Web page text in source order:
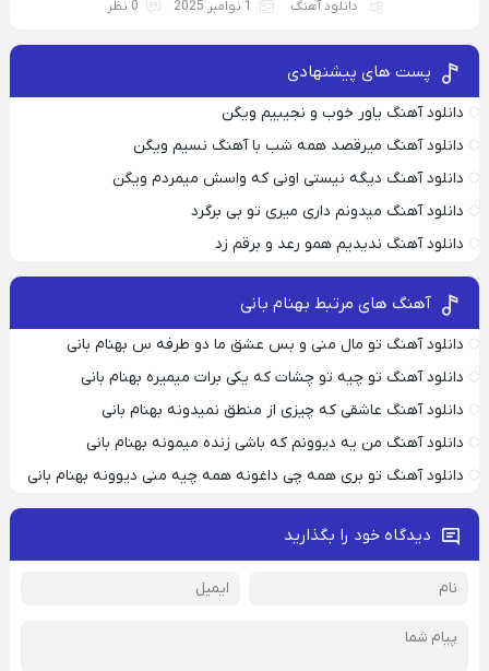
دانلود آهنگ 1 نوامبر 2025 0 نظر
پست های پیشنهادی
دانلود آهنگ یاور خوب و نجیبیم ویگن
دانلود آهنگ میرقصد همه شب با آهنگ نسیم ویگن
دانلود آهنگ دیگه نیستی اونی که واسش میمردم ویگن
دانلود آهنگ میدونم داری میری تو بی برگرد
دانلود آهنگ ندیدیم همو رعد و برقم زد
آهنگ های مرتبط بهنام بانی
دانلود آهنگ تو مال منی و بس عشق ما دو طرفه س بهنام بانی
دانلود آهنگ تو چیه تو چشات که یکی برات میمیره بهنام بانی
دانلود آهنگ عاشقی که چیزی از منطق نمیدونه بهنام بانی
دانلود آهنگ من یه دیوونم که باشی زنده میمونه بهنام بانی
دانلود آهنگ تو بری همه چی داغونه همه چیه منی دیوونه بهنام بانی
دیدگاه خود را بگذارید